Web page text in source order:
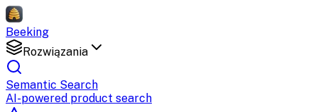
Beeking
Rozwiązania
Semantic Search
AI-powered product search